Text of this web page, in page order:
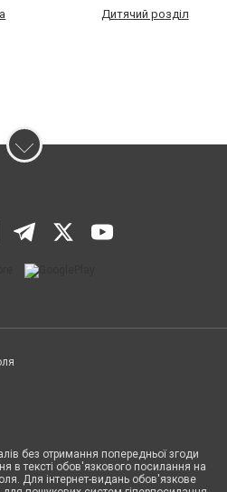
Дитячий розділ
без отримання попередньої згоди
в тексті обов'язкового посилання на
Для інтернет-видань обов'язкове